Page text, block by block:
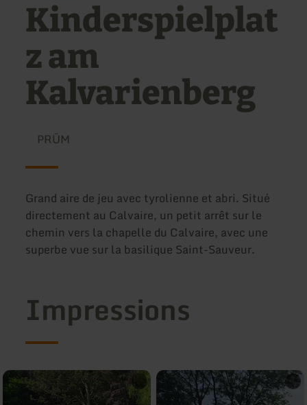
Kinderspielplat
z am
Kalvarienberg
PRÜM
Grand aire de jeu avec tyrolienne et abri. Situé
directement au Calvaire, un petit arrêt sur le
chemin vers la chapelle du Calvaire, avec une
superbe vue sur la basilique Saint-Sauveur.
Impressions